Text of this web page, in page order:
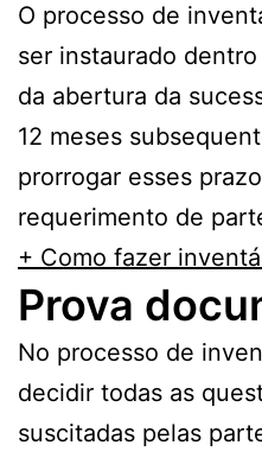
O processo de
ser instaurado
da abertura da
12 meses
prorrogar esses
requerimento de
+ Como fazer
Prova
No processo de
decidir todas as
suscitadas pelas